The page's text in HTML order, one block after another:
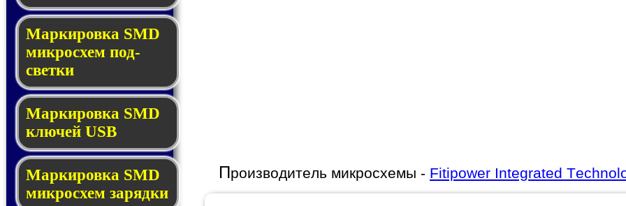
Маркировка SMD
мик­ро­схем под­
свет­ки
Маркировка SMD
клю­чей USB
Маркировка SMD
мик­рос­хем за­ряд­ки
Производитель микросхемы - Fitipower Integrated